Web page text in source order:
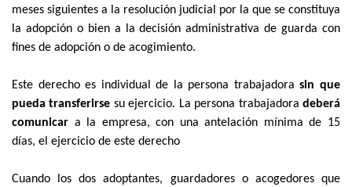
meses siguientes a la resolución judicial por la que se constituya
la adopción o bien a la decisión administrativa de guarda con
fines de adopción o de acogimiento.
Este derecho es individual de la persona trabajadorasin que
pueda transferirse su ejercicio. La persona trabajadoradeberá
comunicar a la empresa, con una antelación mínima de 15
días, el ejercicio de este derecho
Cuando los dos adoptantes, guardadores o acogedores que